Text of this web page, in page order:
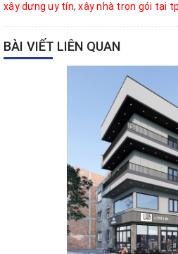
xây dựng uy tín,xây nhà trọn gói tại
BÀI VIẾT LIÊN QUAN